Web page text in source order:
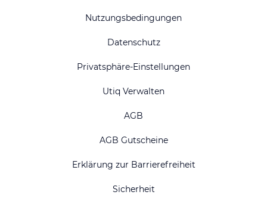
Nutzungsbedingungen
Datenschutz
Privatsphäre-Einstellungen
Utiq Verwalten
AGB
AGB Gutscheine
Erklärung zur Barrierefreiheit
Sicherheit